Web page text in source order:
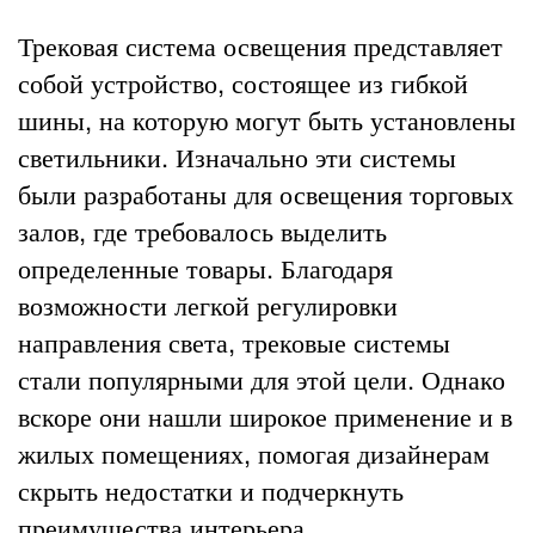
Трековая система освещения представляет
собой устройство, состоящее из гибкой
шины, на которую могут быть установлены
светильники. Изначально эти системы
были разработаны для освещения торговых
залов, где требовалось выделить
определенные товары. Благодаря
возможности легкой регулировки
направления света, трековые системы
стали популярными для этой цели. Однако
вскоре они нашли широкое применение и в
жилых помещениях, помогая дизайнерам
скрыть недостатки и подчеркнуть